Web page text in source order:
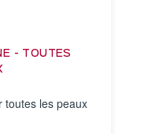
- TOUTES
toutes les peaux